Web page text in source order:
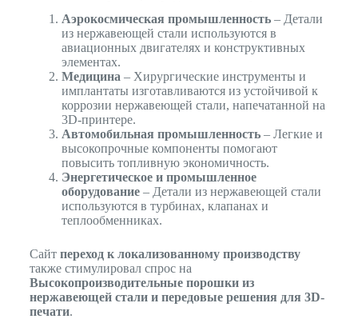
Аэрокосмическая промышленность– Детали
из нержавеющей стали используются в
авиационных двигателях и конструктивных
элементах.
Медицина – Хирургические инструменты и
имплантаты изготавливаются из устойчивой к
коррозии нержавеющей стали, напечатанной на
3D-принтере.
Автомобильная промышленность– Легкие и
высокопрочные компоненты помогают
повысить топливную экономичность.
Энергетическое и промышленное
оборудование– Детали из нержавеющей стали
используются в турбинах, клапанах и
теплообменниках.
Сайт переход к локализованному производству
также стимулировал спрос на
Высокопроизводительные порошки из
нержавеющей стали и передовые решения для 3D-
печати.